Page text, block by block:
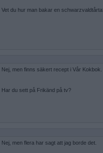
Vet du hur man bakar en
Nej, men finns säkert recept i Vår Kokbok.
Har du sett på Frikänd på tv?
Nej, men flera har sagt att jag borde det.